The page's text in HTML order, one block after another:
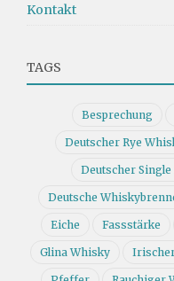
Kontakt
TAGS
Besprechung
Deutscher Rye
Deutscher Single
Deutsche
Eiche Fassstärke
Glina Whisky